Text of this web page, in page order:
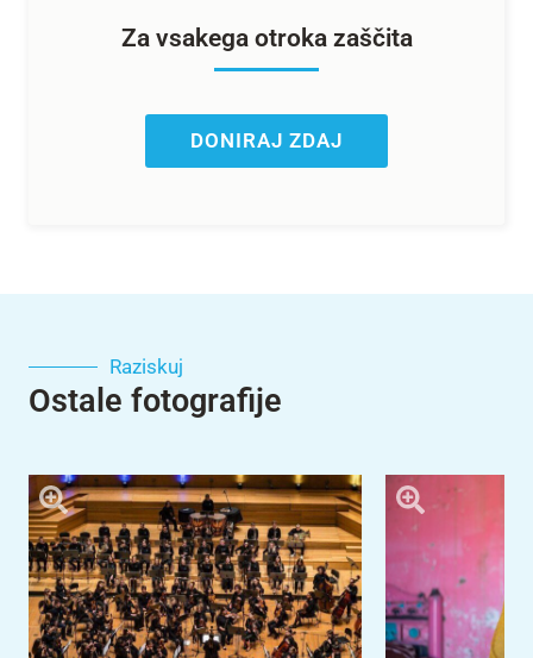
Za vsakega otroka zaščita
DONIRAJ ZDAJ
Raziskuj
Ostale fotografije